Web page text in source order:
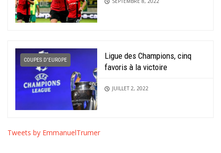
COUPES D'EUROPE
Ligue des Champions, cinq
favoris à la victoire
JUILLET 2, 2022
Tweets by EmmanuelTrumer